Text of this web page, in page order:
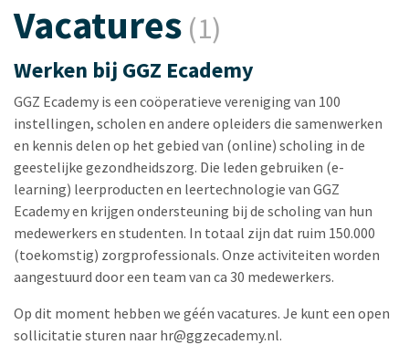
Vacatures (1)
Werken bij GGZ Ecademy
GGZ Ecademy is een coöperatieve vereniging van 100
instellingen, scholen en andere opleiders die samenwerken
en kennis delen op het gebied van (online) scholing in de
geestelijke gezondheidszorg. Die leden gebruiken (e-
learning) leerproducten en leertechnologie van GGZ
Ecademy en krijgen ondersteuning bij de scholing van hun
medewerkers en studenten. In totaal zijn dat ruim 150.000
(toekomstig) zorgprofessionals. Onze activiteiten worden
aangestuurd door een team van ca 30 medewerkers.
Op dit moment hebben we géén vacatures. Je kunt een open
sollicitatie sturen naar hr@ggzecademy.nl.